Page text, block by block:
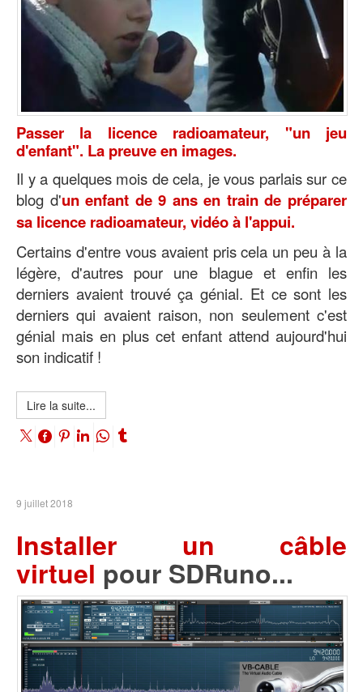
Passer la licence radioamateur, "un jeu
d'enfant". La preuve en images.
Il y a quelques mois de cela, je vous parlais sur ce
blog d'un enfant de 9 ans en train de préparer
sa licence radioamateur, vidéo à l'appui.
Certains d'entre vous avaient pris cela un peu à la
légère, d'autres pour une blague et enfin les
derniers avaient trouvé ça génial. Et ce sont les
derniers qui avaient raison, non seulement c'est
génial mais en plus cet enfant attend aujourd'hui
son indicatif !
Lire la suite...
9 juillet 2018
Installer un câble
virtuel pour SDRuno...